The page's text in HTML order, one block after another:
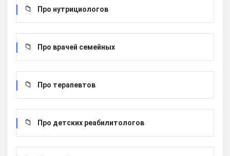
Про нутрициологов
Про врачей семейных
Про терапевтов
Про детских реабилитологов